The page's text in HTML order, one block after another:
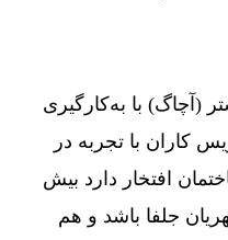
(آچاگ) با به‌کارگیری
کاران با تجربه در
افتخار دارد بیش
جلفا باشد و هم